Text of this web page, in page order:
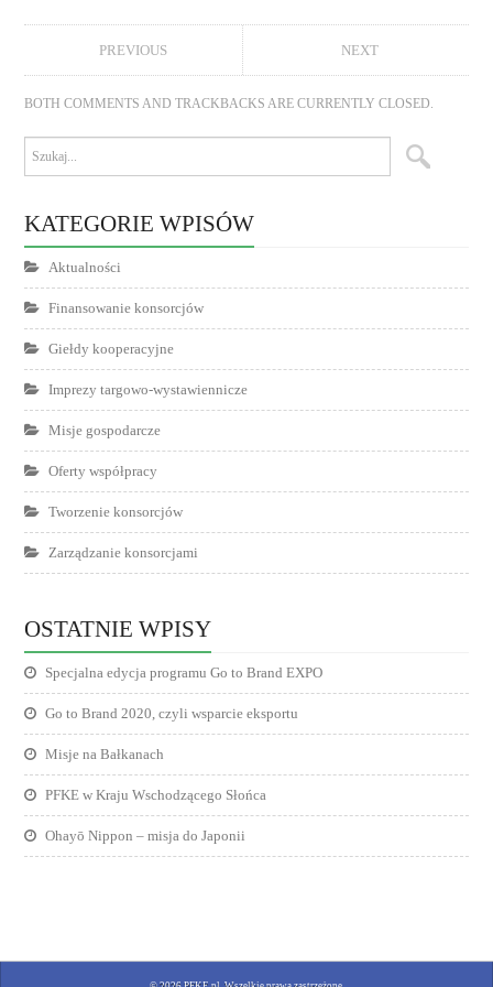
PREVIOUS NEXT
BOTH COMMENTS AND TRACKBACKS ARE CURRENTLY CLOSED.
KATEGORIE WPISÓW
Aktualności
Finansowanie konsorcjów
Giełdy kooperacyjne
Imprezy targowo-wystawiennicze
Misje gospodarcze
Oferty współpracy
Tworzenie konsorcjów
Zarządzanie konsorcjami
OSTATNIE WPISY
Specjalna edycja programu Go to Brand EXPO
Go to Brand 2020, czyli wsparcie eksportu
Misje na Bałkanach
PFKE w Kraju Wschodzącego Słońca
Ohayō Nippon – misja do Japonii